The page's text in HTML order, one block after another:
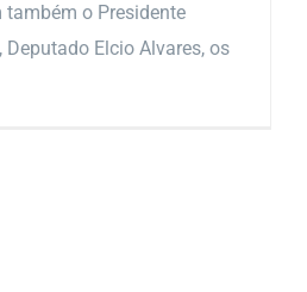
o Presidente
Elcio Alvares, os